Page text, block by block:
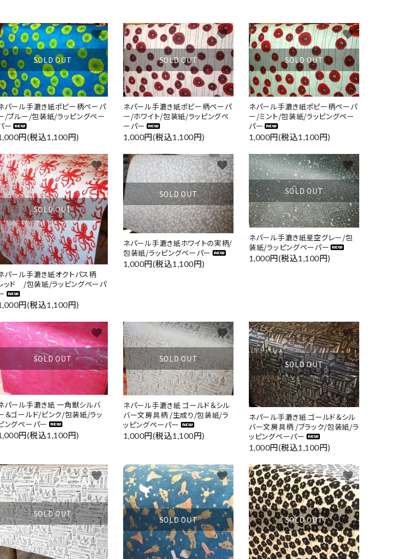
SOLD OUT
パール手漉き紙ポピー柄ペーパ
/ブルー/包装紙/ラッピングペー
ー
円(税込1,100円)
favorite
SOLD OUT
ネパール手漉き紙ポピー柄ペーパ
ー/ホワイト/包装紙/ラッピングペ
ーパー
1,000円(税込1,100円)
favorite
SOLD OUT
ネパール手漉き紙ポピー柄ペーパ
ー/ミント/包装紙/ラッピングペー
パー
1,000円(税込1,100円)
favorite
SOLD OUT
パール手漉き紙オクトパス柄
ッド /包装紙/ラッピングペーパ
円(税込1,100円)
favorite
SOLD OUT
ネパール手漉き紙ホワイトの実柄/
包装紙/ラッピングペーパー
1,000円(税込1,100円)
favorite
SOLD OUT
ネパール手漉き紙星空グレー/包
装紙/ラッピングペーパー
1,000円(税込1,100円)
favorite
SOLD OUT
パール手漉き紙 一角獣シルバ
＆ゴールド/ピンク/包装紙/ラッ
ングペーパー
円(税込1,100円)
favorite
SOLD OUT
ネパール手漉き紙 ゴールド＆シル
バー文房具柄 /生成り/包装紙/ラ
ッピングペーパー
1,000円(税込1,100円)
favorite
SOLD OUT
ネパール手漉き紙 ゴールド＆シル
バー文房具柄 /ブラック/包装紙/ラ
ッピングペーパー
1,000円(税込1,100円)
favorite
SOLD OUT
favorite
SOLD OUT
favorite
SOLD OUT
favorite
検索する
close